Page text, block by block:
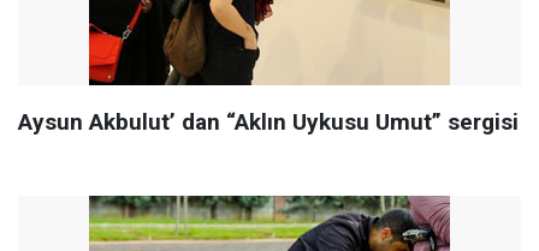
Aysun Akbulut’ dan “Aklın Uykusu Umut” sergisi